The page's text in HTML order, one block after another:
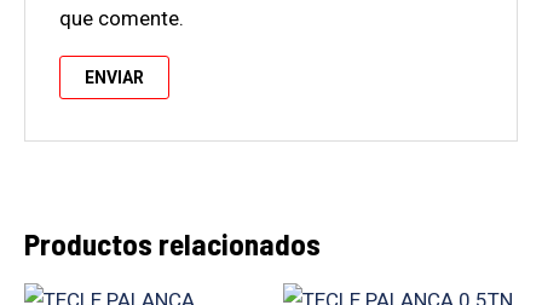
que comente.
Productos relacionados